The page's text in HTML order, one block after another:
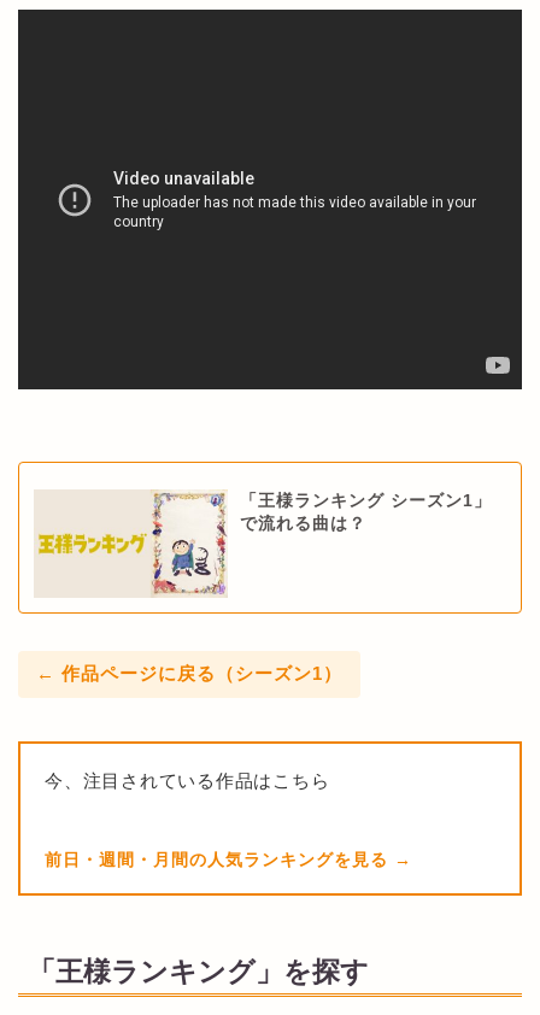
「王様ランキング シーズン1」
で流れる曲は？
← 作品ページに戻る（シーズン1）
今、注目されている作品はこちら
前日・週間・月間の人気ランキングを見る
「王様ランキング」を探す